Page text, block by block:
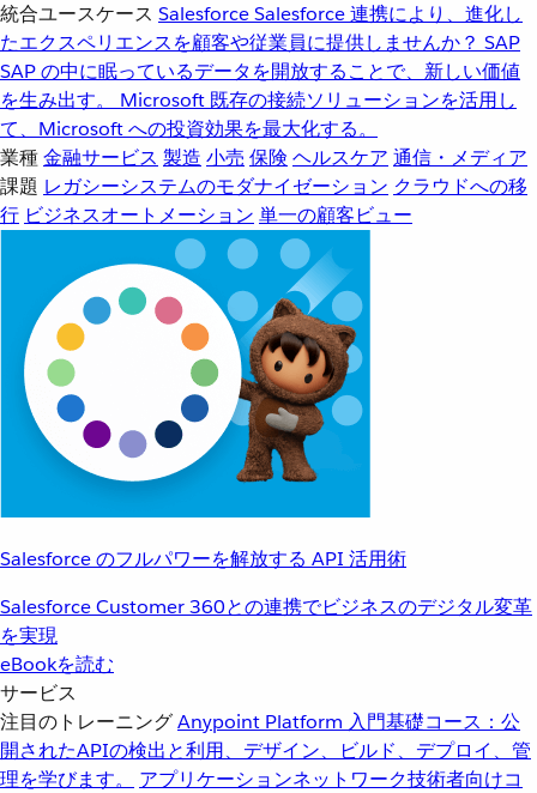
統合ユースケース SalesforceSalesforce 連携により、進化し
たエクスペリエンスを顧客や従業員に提供しませんか？ SAP
SAP の中に眠っているデータを開放することで、新しい価値
を生み出す。
Microsoft 既存の接続ソリューションを活用し
て、Microsoft への投資効果を最大化する。
業種金融サービス 製造 小売 保険 ヘルスケア 通信・メディア
課題 レガシーシステムのモダナイゼーション クラウドへの移
行 ビジネスオートメーション 単一の顧客ビュー
Salesforce のフルパワーを解放する API 活用術
Salesforce Customer 360との連携でビジネスのデジタル変革
を実現
eBookを読む
サービス
注目のトレーニングAnypoint Platform 入門基礎コース：公
開されたAPIの検出と利用、デザイン、ビルド、デプロイ、管
理を学びます。
アプリケーションネットワーク技術者向けコ